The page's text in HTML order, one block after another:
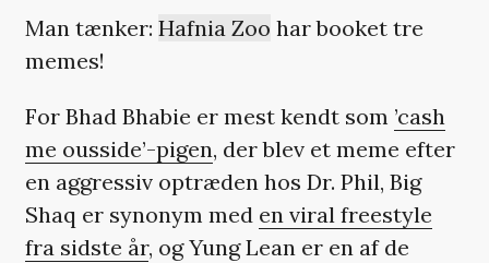
Man tænker: Hafnia Zoo har booket tre
memes!
For Bhad Bhabie er mest kendt som ’cash
me ousside’-pigen, der blev et meme efter
en aggressiv optræden hos Dr. Phil, Big
Shaq er synonym med en viral freestyle
fra sidste år, og Yung Lean er en af de